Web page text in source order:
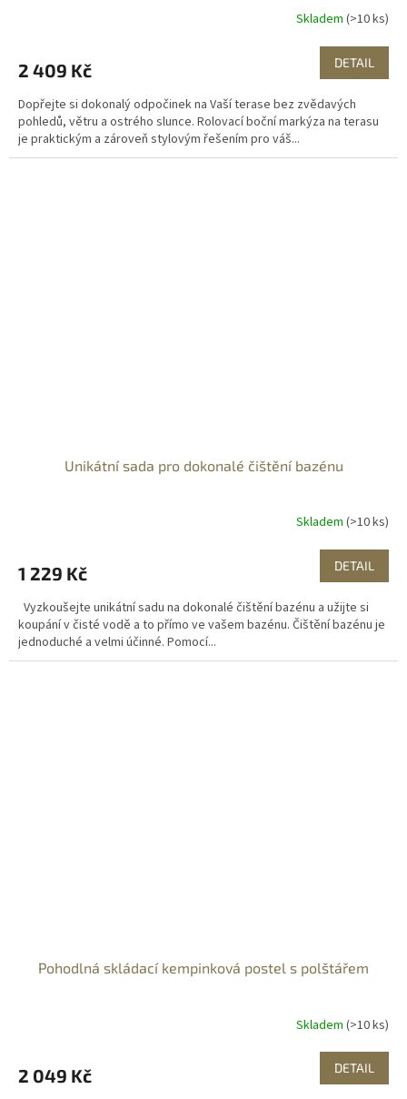
Skladem (>10 ks)
2 409 Kč DETAIL
Dopřejte si dokonalý odpočinek na Vaší terase bez zvědavých
pohledů, větru a ostrého slunce. Rolovací boční markýza na terasu
je praktickým a zároveň stylovým řešením pro váš...
Unikátní sada pro dokonalé čištění bazénu
Skladem (>10 ks)
1 229 Kč DETAIL
Vyzkoušejte unikátní sadu na dokonalé čištění bazénu a užijte si
koupání v čisté vodě a to přímo ve vašem bazénu. Čištění bazénu je
jednoduché a velmi účinné. Pomocí...
Pohodlná skládací kempinková postel s polštářem
Skladem (>10 ks)
2 049 Kč DETAIL